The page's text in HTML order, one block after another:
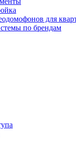
для
по брендам